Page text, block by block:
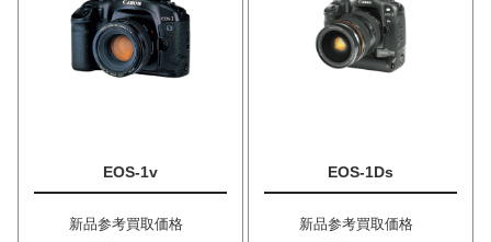
EOS-1v
新品参考買取価格
EOS-1Ds
新品参考買取価格